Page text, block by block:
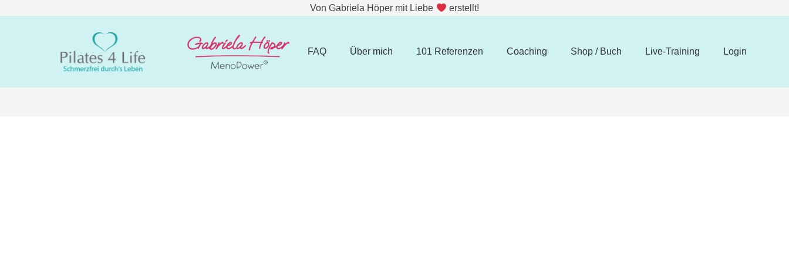
Von Gabriela Höper mit Liebe erstellt!
FAQ Über mich 101 Referenzen Coaching Shop / Buch Live-Training Login